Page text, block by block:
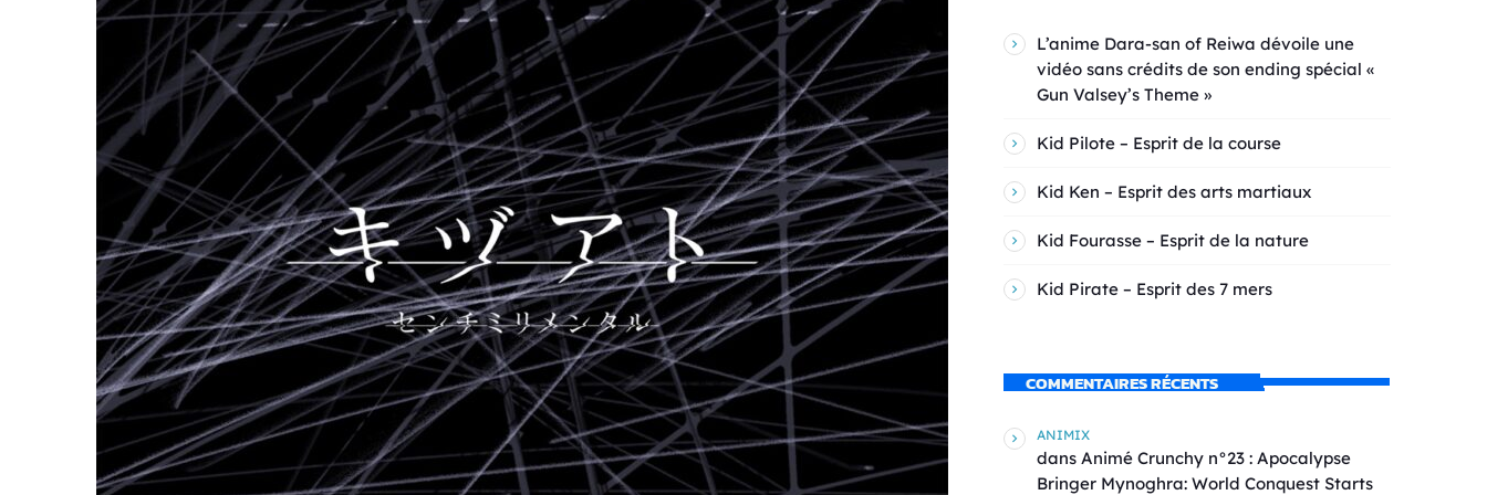
L’anime Dara-san of Reiwa dévoile une
vidéo sans crédits de son ending spécial «
Gun Valsey’s Theme »
Kid Pilote – Esprit de la course
Kid Ken – Esprit des arts martiaux
Kid Fourasse – Esprit de la nature
Kid Pirate – Esprit des 7 mers
COMMENTAIRES RÉCENTS
ANIMIX
dans Animé Crunchy n°23 : Apocalypse
Bringer Mynoghra: World Conquest Starts